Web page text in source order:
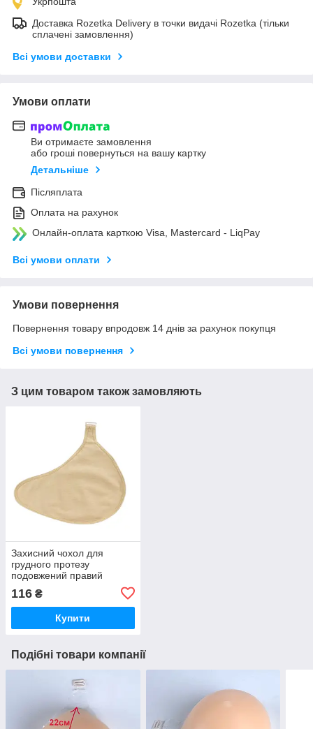
Доставка Rozetka Delivery в точки видачі Rozetka (тільки
сплачені замовлення)
Всі умови доставки
Умови оплати
Ви отримаєте замовлення
або гроші повернуться на вашу картку
Детальніше
Післяплата
Оплата на рахунок
Онлайн-оплата карткою Visa, Mastercard - LiqPay
Всі умови оплати
Умови повернення
Повернення товару впродовж 14 днів за рахунок покупця
Всі умови повернення
З цим товаром також замовляють
Захисний чохол для
грудного протезу
подовжений правий
116 ₴
Купити
Подібні товари компанії